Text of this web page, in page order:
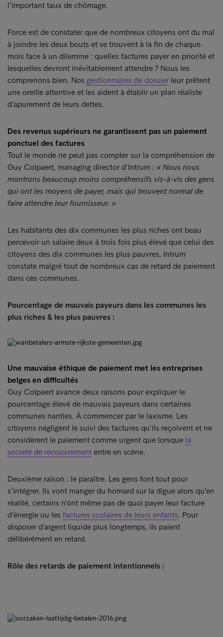
l’important taux de chômage.
Force est de constater que de nombreux citoyens ont du mal
à joindre les deux bouts et se trouvent à la fin de chaque
mois face à un dilemme : quelles factures payer en priorité et
lesquelles devront inévitablement attendre ? Nous les
comprenons bien. Nos gestionnaires de dossier leur prêtent
une oreille attentive et les aident à établir un plan réaliste
d’apurement de leurs dettes.
Des revenus supérieurs ne garantissent pas un paiement
ponctuel des factures
Tout le monde ne peut pas compter sur la compréhension de
Guy Colpaert, managing director d’Intrum : « Nous nous
montrons beaucoup moins compréhensifs vis-à-vis des gens
qui ont les moyens de payer, mais qui trouvent normal de
faire attendre leur fournisseur. »
Les habitants des dix communes les plus riches ont beau
percevoir un salaire deux à trois fois plus élevé que celui des
citoyens des dix communes les plus pauvres, Intrum
constate malgré tout de nombreux cas de retard de paiement
dans ces communes.
Pourcentage de mauvais payeurs dans les communes les
plus riches & les plus pauvres :
Une mauvaise éthique de paiement met les entreprises
belges en difficultés
Guy Colpaert avance deux raisons pour expliquer le
pourcentage élevé de mauvais payeurs dans certaines
communes nanties. À commencer par le laxisme. Les
citoyens négligent le suivi des factures qu’ils reçoivent et ne
considèrent le paiement comme urgent que lorsque la
société de recouvrement entre en scène.
Deuxième raison : le paraître. Les gens font tout pour
s’intégrer. Ils vont manger du homard sur la digue alors qu’en
réalité, certains n’ont même pas de quoi payer leur facture
d’énergie ou les factures scolaires de leurs enfants. Pour
disposer d’argent liquide plus longtemps, ils paient
délibérément en retard.
Rôle des retards de paiement intentionnels :